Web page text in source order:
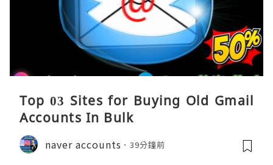
Top 03 Sites for Buying Old Gmail
Accounts In Bulk
naver accounts 39分鐘前